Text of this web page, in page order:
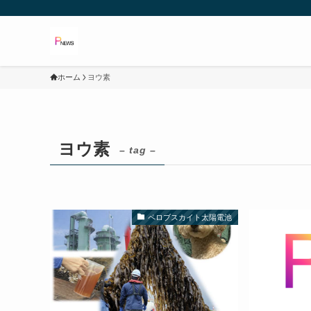
ホーム ヨウ素
ヨウ素 – tag –
ペロブスカイト太陽電池